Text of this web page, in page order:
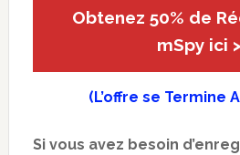
Obtenez 50% de
mSpy ici
(L’offre se Termine
Si vous avez besoin